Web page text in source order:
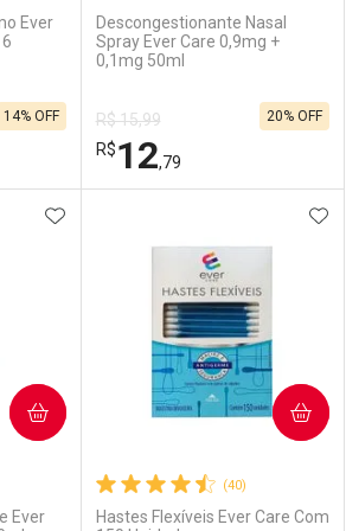
Ativar Desconto
Comprar sem Desconto
Por R$ 10,31/cada
Comprar sem Desconto
Por R$ 10,31/cada
Ever
14% OFF
Descongestionante Nasal
Spray Ever Care 0,9mg +
0,1mg 50ml
R$ 15,99
R$12,79
20% OFF
Laboratório
Por Menos
Ever
ADICIONAR AOS FAVORITOS
(40)
Hastes Flexíveis Ever Care Com
COMPRAR